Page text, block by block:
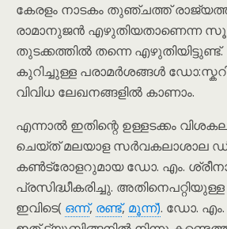
കേരളം നാടകം തുഞ്ചത്ത്
രാമാനുജൻ എഴുതിയതാണെന്ന
തുടക്കത്തിൽ തന്നെ
കുറിച്ചുള്ള പരാമർശങ്ങൾ
വിവിധ ലേഖനങ്ങളിൽ കാണാം.
എന്നാൽ ഇതിന്റെ ഉള്ളടക്കം
ചെയ്ത് മലയാള സര്‍വകലാശാല
കണ്‍ട്രോളറുമായ ഡോ. എം.
പ്രസിദ്ധീകരിച്ചു.
ഇവിടെ( ഒന്ന്, രണ്ട്, മൂന്ന്). ഡോ.